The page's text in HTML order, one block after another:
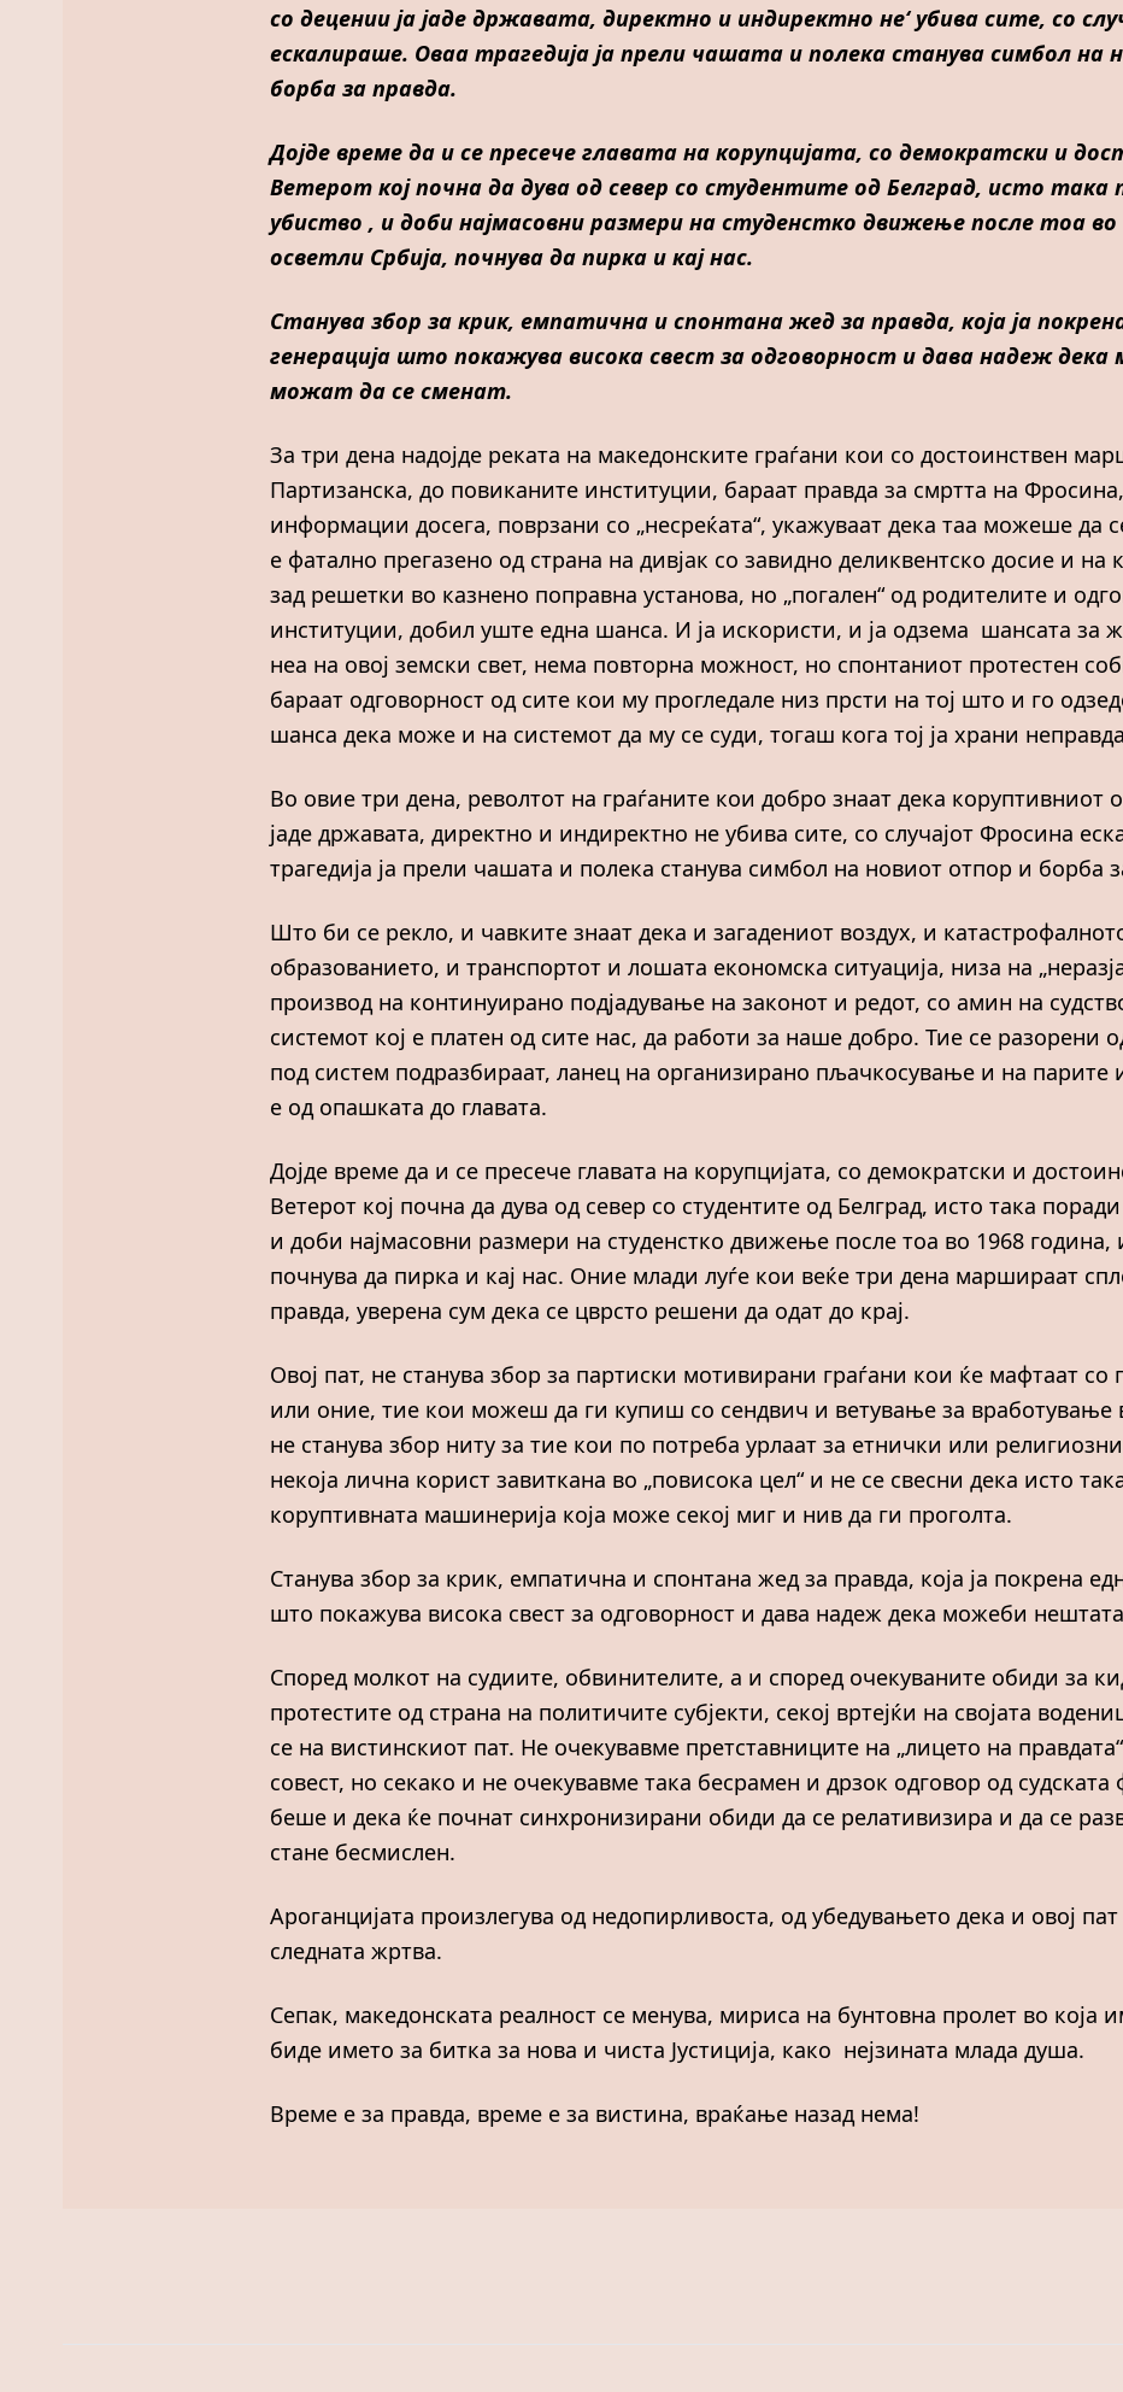
со децении ја јаде државата, директно и индиректно не‘ убива сите, со
ескалираше. Оваа трагедија ја прели чашата и полека станува симбол на
борба за правда.
Дојде време да и се пресече главата на корупцијата, со демократски и
Ветерот кој почна да дува од север со студентите од Белград, исто така
убиство , и доби најмасовни размери на студенстко движење после тоа во
осветли Србија, почнува да пирка и кај нас.
Станува збор за крик, емпатична и спонтана жед за правда, која ја
генерација што покажува висока свест за одговорност и дава надеж
можат да се сменат.
За три дена надојде реката на македонските граѓани кои со достоинствен
Партизанска, до повиканите институции, бараат правда за смртта на Фросина,
информации досега, поврзани со „несреќата“, укажуваат дека таа можеше да
е фатално прегазено од страна на дивјак со завидно деликвентско досие и на
зад решетки во казнено поправна установа, но „погален“ од родителите и
институции, добил уште една шанса. И ја искористи, и ја одзема шансата за
неа на овој земски свет, нема повторна можност, но спонтаниот протестен
бараат одговорност од сите кои му прогледале низ прсти на тој што и го
шанса дека може и на системот да му се суди, тогаш кога тој ја храни
Во овие три дена, револтот на граѓаните кои добро знаат дека коруптивниот
јаде државата, директно и индиректно не убива сите, со случајот Фросина
трагедија ја прели чашата и полека станува симбол на новиот отпор и борба
Што би се рекло, и чавките знаат дека и загадениот воздух, и
образованието, и транспортот и лошата економска ситуација, низа на
производ на континуирано подјадување на законот и редот, со амин на
системот кој е платен од сите нас, да работи за наше добро. Тие се разорени
под систем подразбираат, ланец на организирано пљачкосување и на парите
е од опашката до главата.
Дојде време да и се пресече главата на корупцијата, со демократски и
Ветерот кој почна да дува од север со студентите од Белград, исто така
и доби најмасовни размери на студенстко движење после тоа во 1968 година,
почнува да пирка и кај нас. Оние млади луѓе кои веќе три дена маршираат
правда, уверена сум дека се цврсто решени да одат до крај.
Овој пат, не станува збор за партиски мотивирани граѓани кои ќе мафтаат
или оние, тие кои можеш да ги купиш со сендвич и ветување за вработување
не станува збор ниту за тие кои по потреба урлаат за етнички или
некоја лична корист завиткана во „повисока цел“ и не се свесни дека исто
коруптивната машинерија која може секој миг и нив да ги проголта.
Станува збор за крик, емпатична и спонтана жед за правда, која ја покрена
што покажува висока свест за одговорност и дава надеж дека можеби
Според молкот на судиите, обвинителите, а и според очекуваните обиди за
протестите од страна на политичите субјекти, секој вртејќи на својата
се на вистинскиот пат. Не очекувавме претставниците на „лицето на
совест, но секако и не очекувавме така бесрамен и дрзок одговор од
беше и дека ќе почнат синхронизирани обиди да се релативизира и да се
стане бесмислен.
Ароганцијата произлегува од недопирливоста, од убедувањето дека и овој
следната жртва.
Сепак, македонската реалност се менува, мириса на бунтовна пролет во која
биде името за битка за нова и чиста Јустиција, како нејзината млада душа.
Време е за правда, време е за вистина, враќање назад нема!